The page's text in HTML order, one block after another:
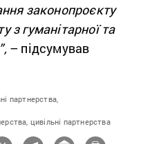
законопроєкту
з гуманітарної та
– підсумував
партнерства,
цивільні партнерства